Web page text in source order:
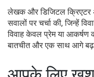
लेखक और डिजिटल क्रिएटर
सवालों पर चर्चा की, जिन्हें
विवाह केवल प्रेम या आकर्षण
बातचीत और एक साथ आगे बढ़ने